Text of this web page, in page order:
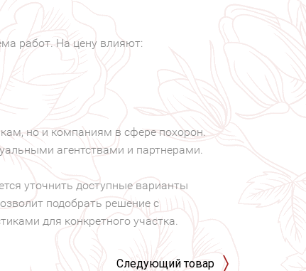
работ. На цену влияют:
но и компаниям в сфере похорон.
агентствами и партнерами.
уточнить доступные варианты
подобрать решение с
для конкретного участка.
Следующий товар